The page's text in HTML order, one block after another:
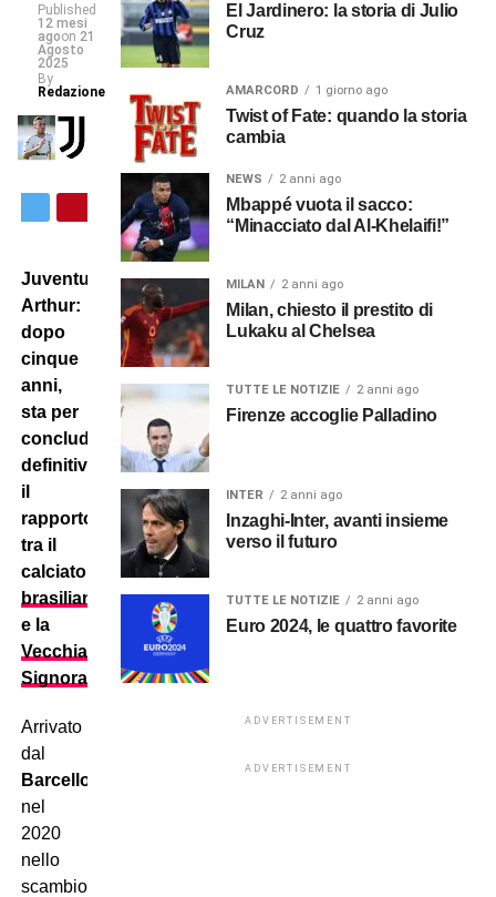
Published
12 mesi
agoon 21
Agosto
2025
By
Redazione
Juventus-
Arthur:
dopo
cinque
anni,
sta per
concludersi
definitivamente
il
rapporto
tra il
calciatore
brasiliano
e la
Vecchia
Signora.
Arrivato
dal
Barcellona
nel
2020
nello
scambio
El Jardinero: la storia di Julio
Cruz
AMARCORD 1 giorno ago
Twist of Fate: quando la storia
cambia
NEWS 2 anni ago
Mbappé vuota il sacco:
“Minacciato dal Al-Khelaifi!”
MILAN 2 anni ago
Milan, chiesto il prestito di
Lukaku al Chelsea
TUTTE LE NOTIZIE 2 anni ago
Firenze accoglie Palladino
INTER 2 anni ago
Inzaghi-Inter, avanti insieme
verso il futuro
TUTTE LE NOTIZIE 2 anni ago
Euro 2024, le quattro favorite
ADVERTISEMENT
ADVERTISEMENT